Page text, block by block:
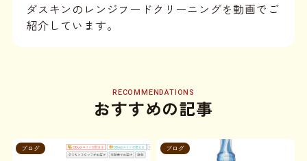
ダスキンのレンジフードクリーニングを動画でご
紹介しています。
RECOMMENDATIONS
おすすめの記事
ブログ ブログ